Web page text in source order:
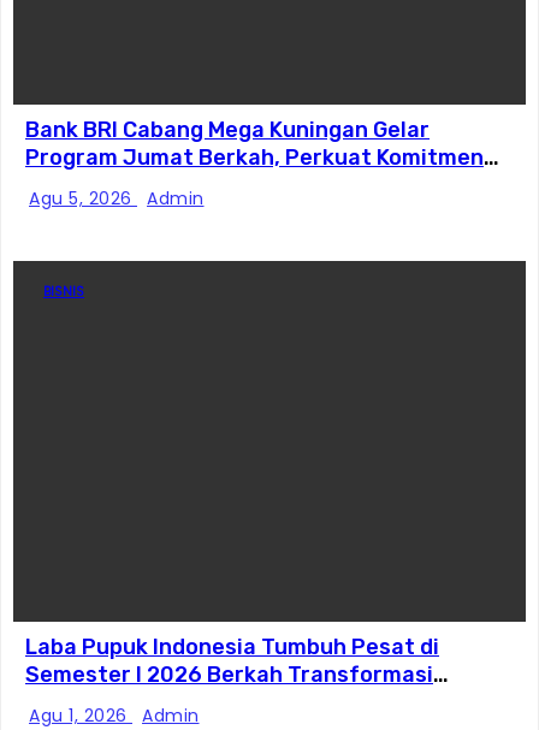
Bank BRI Cabang Mega Kuningan Gelar
Program Jumat Berkah, Perkuat Komitmen
untuk Saling Berbagai Kepada Masyarakat
Sekitar Kawasan Mega Kuningan
Agu 5, 2026 Admin
BISNIS
Laba Pupuk Indonesia Tumbuh Pesat di
Semester I 2026 Berkah Transformasi
Danantara
Agu 1, 2026 Admin